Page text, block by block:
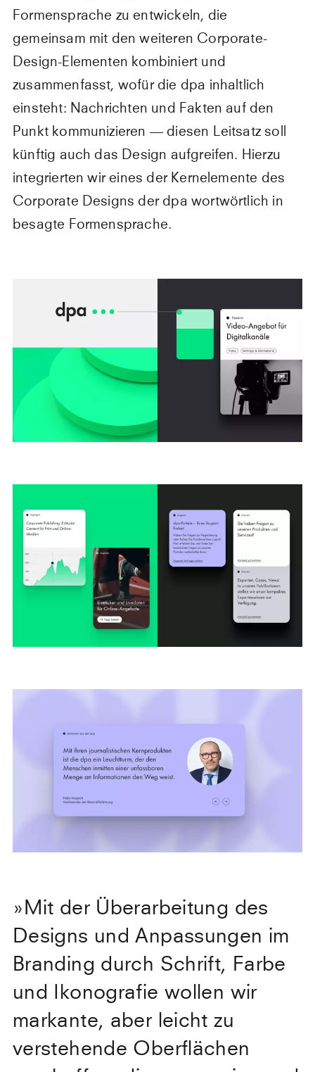
Formensprache zu entwickeln, die
gemeinsam mit den weiteren Corporate-
Design-Elementen kombiniert und
zusammenfasst, wofür die dpa inhaltlich
einsteht: Nachrichten und Fakten auf den
Punkt kommunizieren — diesen Leitsatz soll
künftig auch das Design aufgreifen. Hierzu
integrierten wir eines der Kernelemente des
Corporate Designs der dpa wortwörtlich in
besagte Formensprache.
» Mit der Überarbeitung des
Designs und Anpassungen im
Branding durch Schrift, Farbe
und Ikonografie wollen wir
markante, aber leicht zu
verstehende Oberflächen